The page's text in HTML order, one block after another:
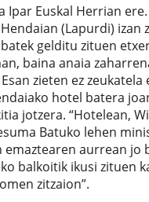
Ipar Euskal Herrian
(Lapurdi) izan
gelditu zituen
baina anaia
zieten ez zeukatela
hotel batera
jotzera. “Hotelean,
Batuko lehen
emaztearen aurrean jo
balkoitik ikusi zituen
zitzaion”.